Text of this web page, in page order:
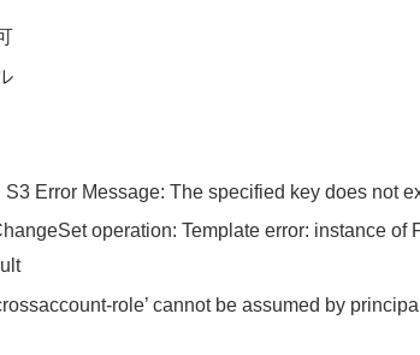
Error Message: The specified key does not
operation: Template error: instance of
role’ cannot be assumed by